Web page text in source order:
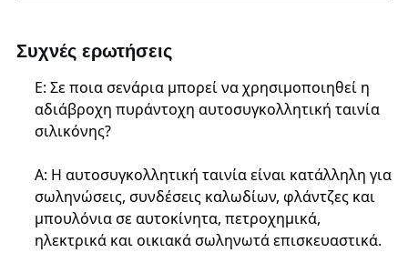
Συχνές ερωτήσεις
Ε: Σε ποια σενάρια μπορεί να χρησιμοποιηθεί η
αδιάβροχη πυράντοχη αυτοσυγκολλητική ταινία
σιλικόνης?
Α: Η αυτοσυγκολλητική ταινίαείναι κατάλληλη για
σωληνώσεις, συνδέσεις καλωδίων, φλάντζες και
μπουλόνια σε αυτοκίνητα, πετροχημικά,
ηλεκτρικά και οικιακά σωληνωτά επισκευαστικά.